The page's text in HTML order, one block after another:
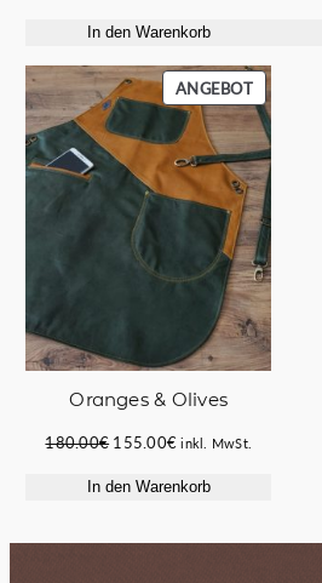
war:
ist:
In den Warenkorb
ANGEBOTPRODUKT
IM
ANGEBOT
Oranges & Olives
180.00€ Ursprünglicher
war:
155.00€Aktueller
ist:
inkl. MwSt.
In den Warenkorb